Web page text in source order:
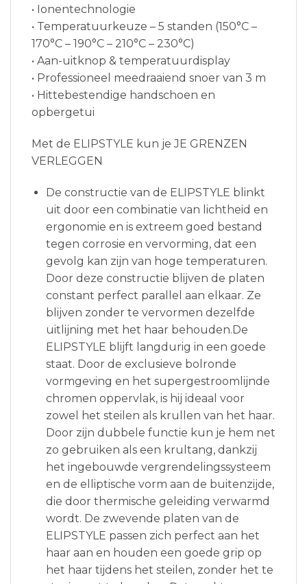
• Ionentechnologie
• Temperatuurkeuze – 5 standen (150°C –
170°C – 190°C – 210°C – 230°C)
• Aan-uitknop & temperatuurdisplay
• Professioneel meedraaiend snoer van 3 m
• Hittebestendige handschoen en
opbergetui
Met de ELIPSTYLE kun je JE GRENZEN
VERLEGGEN
De constructie van de ELIPSTYLE blinkt
uit door een combinatie van lichtheid en
ergonomie en is extreem goed bestand
tegen corrosie en vervorming, dat een
gevolg kan zijn van hoge temperaturen.
Door deze constructie blijven de platen
constant perfect parallel aan elkaar. Ze
blijven zonder te vervormen dezelfde
uitlijning met het haar behouden.De
ELIPSTYLE blijft langdurig in een goede
staat. Door de exclusieve bolronde
vormgeving en het supergestroomlijnde
chromen oppervlak, is hij ideaal voor
zowel het steilen als krullen van het haar.
Door zijn dubbele functie kun je hem net
zo gebruiken als een krultang, dankzij
het ingebouwde vergrendelingssysteem
en de elliptische vorm aan de buitenzijde,
die door thermische geleiding verwarmd
wordt. De zwevende platen van de
ELIPSTYLE passen zich perfect aan het
haar aan en houden een goede grip op
het haar tijdens het steilen, zonder het te